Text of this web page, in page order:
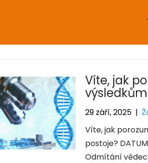
Víte, jak
29 září, 2025 |
Víte, jak
postoje?
Odmítání